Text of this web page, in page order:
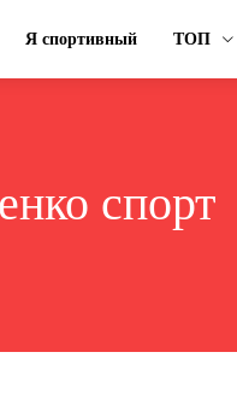
Я спортивный ТОП
спорт